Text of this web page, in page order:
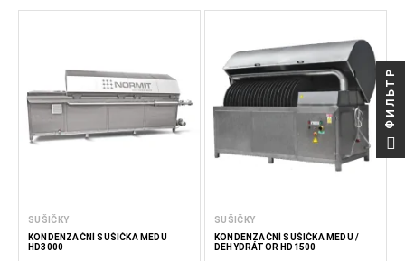
SUŠIČKY
KONDENZAČNÍ SUŠIČKA MEDU
HD3000
SUŠIČKY
KONDENZAČNÍ SUŠIČKA MEDU /
DEHYDRÁTOR HD1500
ФИЛЬТР